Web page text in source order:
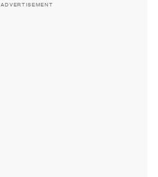
ADVERTISEMENT